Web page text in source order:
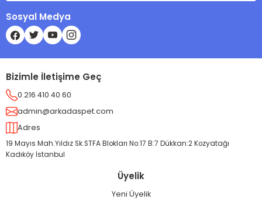
Sosyal Medya
Bizimle İletişime Geç
0 216 410 40 60
admin@arkadaspet.com
Adres
19 Mayıs Mah.Yıldız Sk.STFA Blokları No:17 B:7 Dükkan:2 Kozyatağı
Kadıköy İstanbul
Üyelik
Yeni Üyelik